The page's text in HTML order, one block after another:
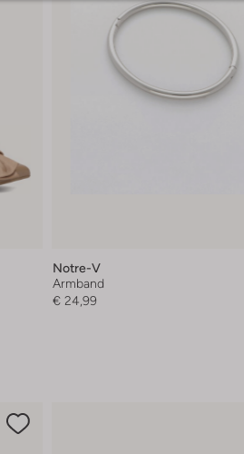
Notre-V
Armband
€ 24,99